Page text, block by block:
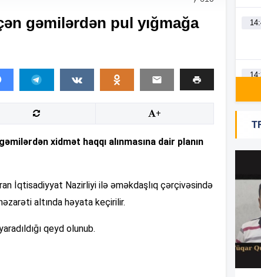
gəmilərdən pul yığmağa
+
xidmət haqqı alınmasına dair planın
İqtisadiyyat Nazirliyi ilə əməkdaşlıq çərçivəsində
altında həyata keçirilir.
qeyd olunub.